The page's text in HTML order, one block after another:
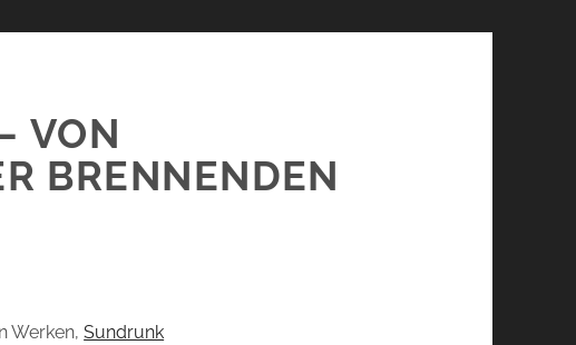
VON
BRENNENDEN
Werken,Sundrunk